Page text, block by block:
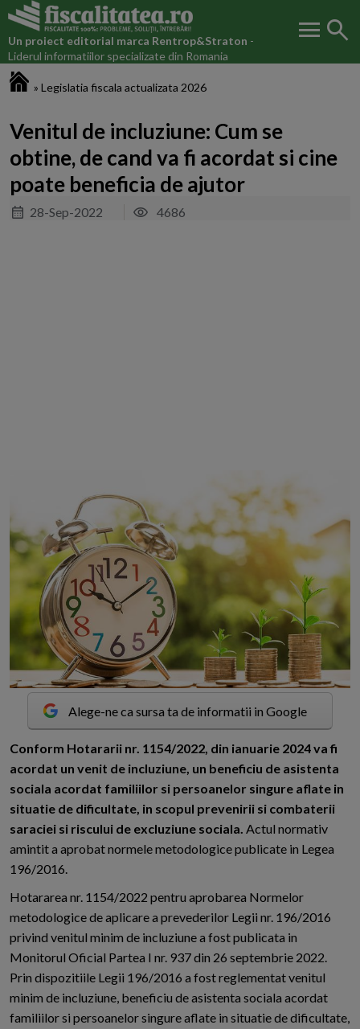
Un proiect editorial marca Rentrop&Straton -
Liderul informatiilor specializate din Romania
menu search
» Legislatia fiscala actualizata 2026
Venitul de incluziune: Cum se
obtine, de cand va fi acordat si cine
poate beneficia de ajutor
28-Sep-2022 4686
Alege-ne ca sursa ta de informatii in Google
Conform Hotararii nr. 1154/2022, din ianuarie 2024 va fi
acordat un venit de incluziune, un beneficiu de asistenta
sociala acordat familiilor si persoanelor singure aflate in
situatie de dificultate, in scopul prevenirii si combaterii
saraciei si riscului de excluziune sociala. Actul normativ
amintit a aprobat normele metodologice publicate in Legea
196/2016.
Hotararea nr. 1154/2022 pentru aprobarea Normelor
metodologice de aplicare a prevederilor Legii nr. 196/2016
privind venitul minim de incluziune a fost publicata in
Monitorul Oficial Partea I nr. 937 din 26 septembrie 2022.
Prin dispozitiile Legii 196/2016 a fost reglementat venitul
minim de incluziune, beneficiu de asistenta sociala acordat
familiilor si persoanelor singure aflate in situatie de dificultate,